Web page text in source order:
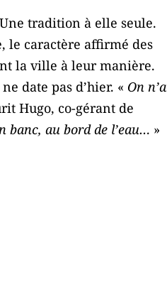
tradition à elle seule.
le caractère affirmé des
la ville à leur manière.
date pas d’hier. « On n’a
Hugo, co-gérant de
banc, au bord de l’eau… »